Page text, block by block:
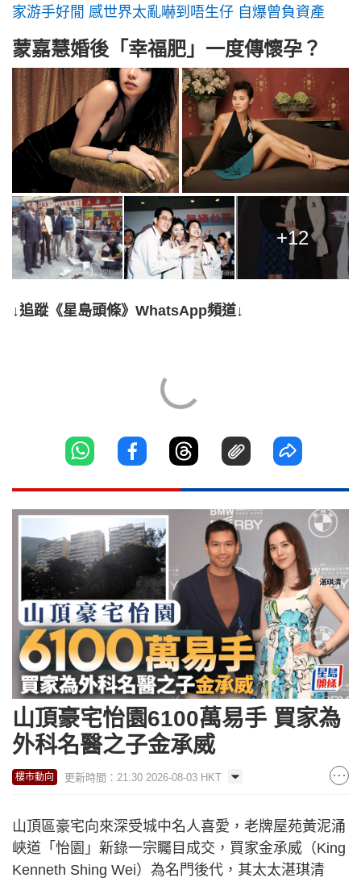
家游手好閒 感世界太亂嚇到唔生仔 自爆曾負資產
蒙嘉慧婚後「幸福肥」一度傳懷孕？
+12
↓追蹤《星島頭條》WhatsApp頻道↓
山頂豪宅怡園6100萬易手 買家為
外科名醫之子金承威
樓市動向 更新時間：21:30 2026-08-03 HKT
山頂區豪宅向來深受城中名人喜愛，老牌屋苑黃泥涌
峽道「怡園」新錄一宗矚目成交，買家金承威（King
Kenneth Shing Wei）為名門後代，其太太湛琪清